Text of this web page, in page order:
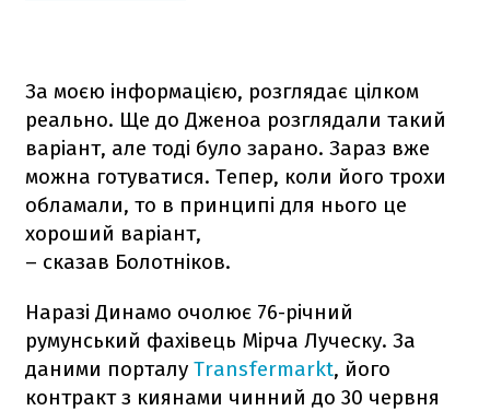
За моєю інформацією, розглядає цілком
реально. Ще до Дженоа розглядали такий
варіант, але тоді було зарано. Зараз вже
можна готуватися. Тепер, коли його трохи
обламали, то в принципі для нього це
хороший варіант,
– сказав Болотніков.
Наразі Динамо очолює 76-річний
румунський фахівець Мірча Луческу. За
даними порталу Transfermarkt, його
контракт з киянами чинний до 30 червня